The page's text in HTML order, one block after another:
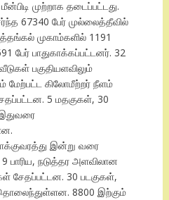
முற்றாக தடைப்பட்டது.
67340 பேர் முல்லைத்தீவில்
முகாம்களில் 1191
பேர் பாதுகாக்கப்பட்டனர். 32
பகுதியளவிலும்
மேற்பட்ட கிலோமீற்றர் நீளம்
5 மதகுகள், 30
இன்று வரை
பாரிய, நடுத்தர அளவிலான
சேதப்பட்டன. 30 படகுகள்,
8800 இற்கும்